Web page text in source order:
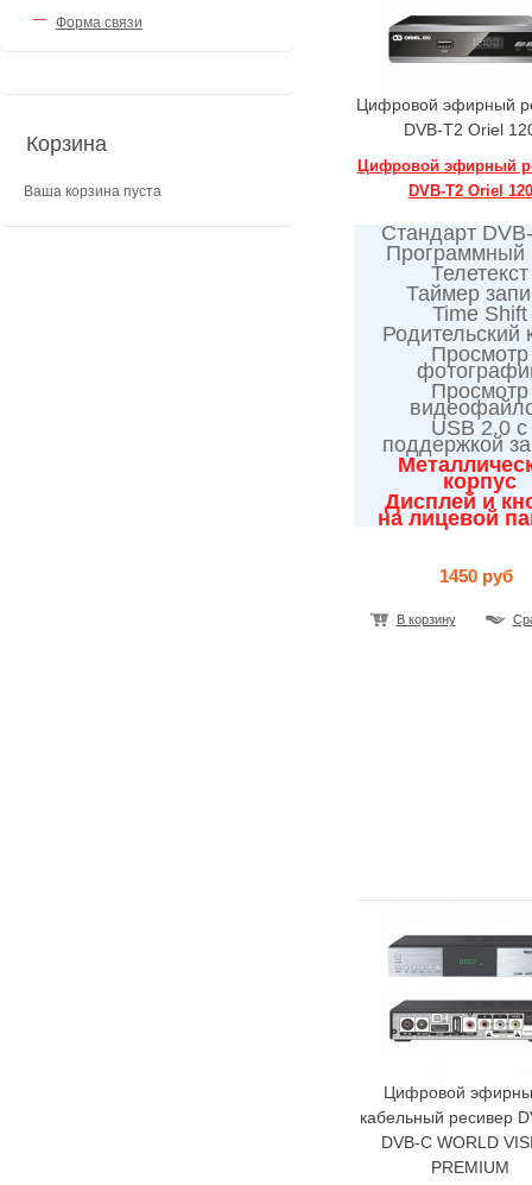
Форма связи
Корзина
Ваша корзина пуста
Цифровой эфирный
DVB-T2 Oriel
Цифровой эфирный
DVB-T2 Oriel 120
Стандарт
Телетекст
Таймер
Time Shift
Родительский
Просмотр
Просмотр
USB 2.0 с
поддержкой
корпус
Дисплей и
на лицевой
1450 руб
В корзину
Цифровой
кабельный ресивер
DVB-C WORLD
PREMIUM